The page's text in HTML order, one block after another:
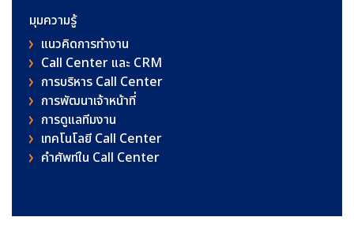
มุมความรู้
แนวคิดการทำงาน
Call Center และ CRM
การบริหาร Call Center
การพัฒนาเจ้าหน้าที่
การดูแลทีมงาน
เทคโนโลยี Call Center
คําศัพท์ใน Call Center